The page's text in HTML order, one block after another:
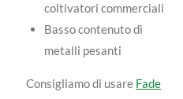
coltivatori commerciali
Basso contenuto di
metalli pesanti
Consigliamo di usare Fade